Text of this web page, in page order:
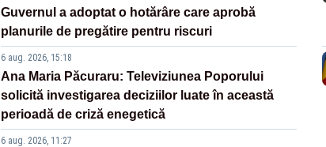
Guvernul a adoptat o hotărâre care aprobă
planurile de pregătire pentru riscuri
6 aug. 2026, 15:18
Ana Maria Păcuraru: Televiziunea Poporului
solicită investigarea deciziilor luate în această
perioadă de criză enegetică
6 aug. 2026, 11:27